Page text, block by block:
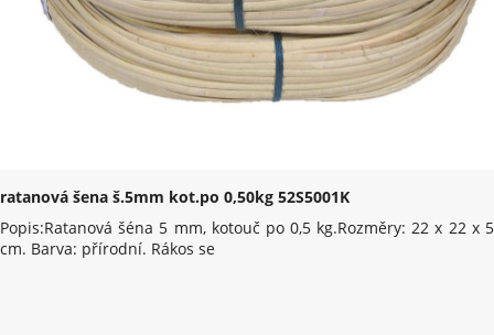
ratanová šena š.5mm kot.po 0,50kg 52S5001K
Popis:Ratanová šéna 5 mm, kotouč po 0,5 kg.Rozměry: 22 x 22 x 5
cm. Barva: přírodní. Rákos se